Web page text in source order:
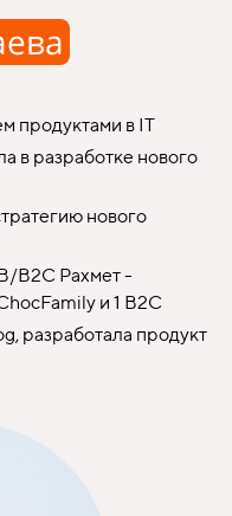
продуктами в IT
в разработке нового
нового
B2C Рахмет -
и 1 B2C
разработала продукт